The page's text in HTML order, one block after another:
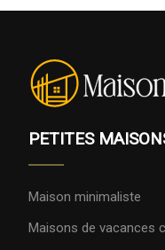
PETITES
Maison minimaliste
Maisons de vacances